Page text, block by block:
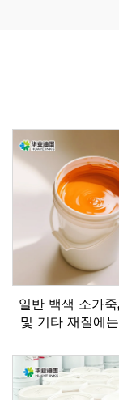
일반 백색 소가
및 기타 재질에
적용 가능합